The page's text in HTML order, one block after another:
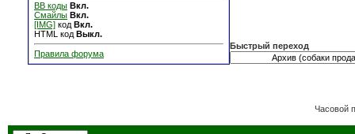
BB коды Вкл.
Смайлы Вкл.
[IMG] код Вкл.
HTML код Выкл.
Правила форума
Быстрый переход
Часовой